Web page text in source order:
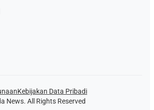
Kebijakan Data Pribadi
News. All Rights Reserved